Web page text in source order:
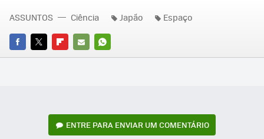
FACEBOOK
TWITTERFLIPBOARD
E-
WHATSAPP
ASSUNTOS Ciência Japão Espaço
ENTRE PARA ENVIAR UM COMENTÁRIO